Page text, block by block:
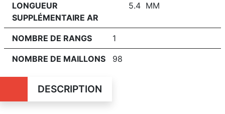
LONGUEUR
SUPPLÉMENTAIRE AR
5.4 MM
NOMBRE DE RANGS 1
NOMBRE DE MAILLONS 98
DESCRIPTION